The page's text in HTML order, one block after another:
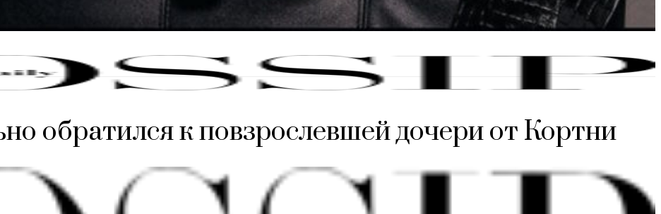
обратился к повзрослевшей дочери от Кортни